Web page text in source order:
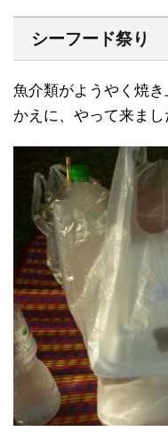
シーフード祭り
魚介類がようやく焼
かえに、やって来まし